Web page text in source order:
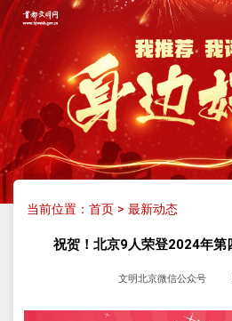
当前位置： 首页> 最新动态
祝贺！北京9人荣登2024年第
文明北京微信公众号